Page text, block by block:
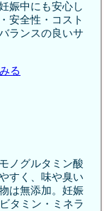
娠中にも安心し
安全性・コスト
ランスの良いサ
る
ノグルタミン酸
すく、味や臭い
は無添加。妊娠
タミン・ミネラ